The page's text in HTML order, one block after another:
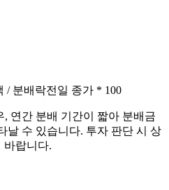
/ 분배락전일 종가 * 100
연간 분배 기간이 짧아 분배금
날 수 있습니다. 투자 판단 시 상
바랍니다.